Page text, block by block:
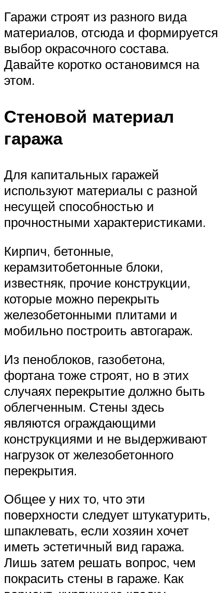
Гаражи строят из разного вида
материалов, отсюда и формируется
выбор окрасочного состава.
Давайте коротко остановимся на
этом.
Стеновой материал
гаража
Для капитальных гаражей
используют материалы с разной
несущей способностью и
прочностными характеристиками.
Кирпич, бетонные,
керамзитобетонные блоки,
известняк, прочие конструкции,
которые можно перекрыть
железобетонными плитами и
мобильно построить автогараж.
Из пеноблоков, газобетона,
фортана тоже строят, но в этих
случаях перекрытие должно быть
облегченным. Стены здесь
являются ограждающими
конструкциями и не выдерживают
нагрузок от железобетонного
перекрытия.
Общее у них то, что эти
поверхности следует штукатурить,
шпаклевать, если хозяин хочет
иметь эстетичный вид гаража.
Лишь затем решать вопрос, чем
покрасить стены в гараже. Как